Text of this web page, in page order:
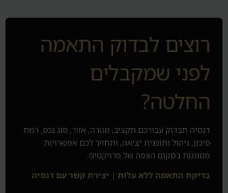
רוצים לבדוק התאמה
לפני שמקבלים
החלטה?
דנסיה תבדוק עבורכם תקציב, מטרה, אזור, סוג נכס, רמת
סיכון, ניהול ותוכנית יציאה, ותחזיר לכם אפשרויות
מסוננות במקום הצפה של פרויקטים.
בדיקת התאמה ללא עלות | יצירת קשר עם דנסיה